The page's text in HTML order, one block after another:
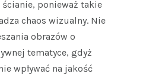
ponieważ takie
chaos wizualny. Nie
obrazów o
tematyce, gdyż
wpływać na jakość